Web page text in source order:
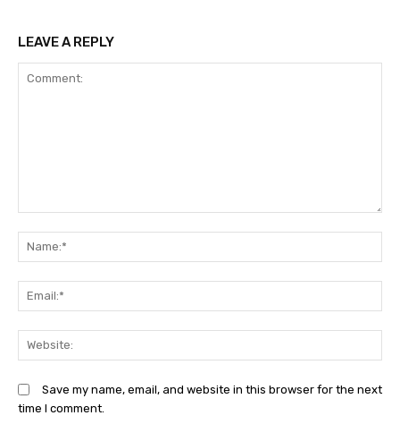
LEAVE A REPLY
Save my name, email, and website in this browser for the next
time I comment.